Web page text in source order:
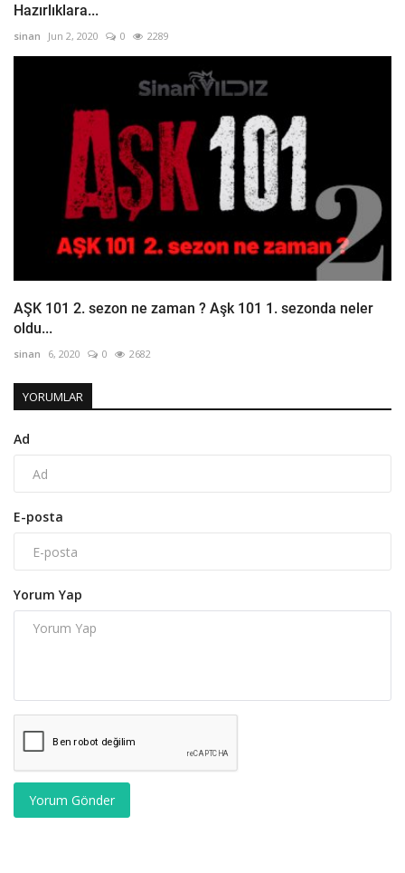
Hazırlıklara...
sinan Jun 2, 2020 0 2289
AŞK 101 2. sezon ne zaman ? Aşk 101 1. sezonda neler
oldu...
sinan 6, 2020 0 2682
YORUMLAR
Ad
E-posta
Yorum Yap
Yorum Gönder